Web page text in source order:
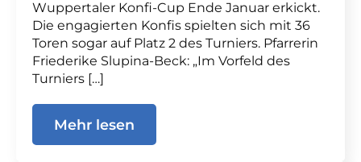
Wuppertaler Konfi-Cup Ende Januar erkickt.
Die engagierten Konfis spielten sich mit 36
Toren sogar auf Platz 2 des Turniers. Pfarrerin
Friederike Slupina-Beck: „Im Vorfeld des
Turniers […]
Mehr lesen